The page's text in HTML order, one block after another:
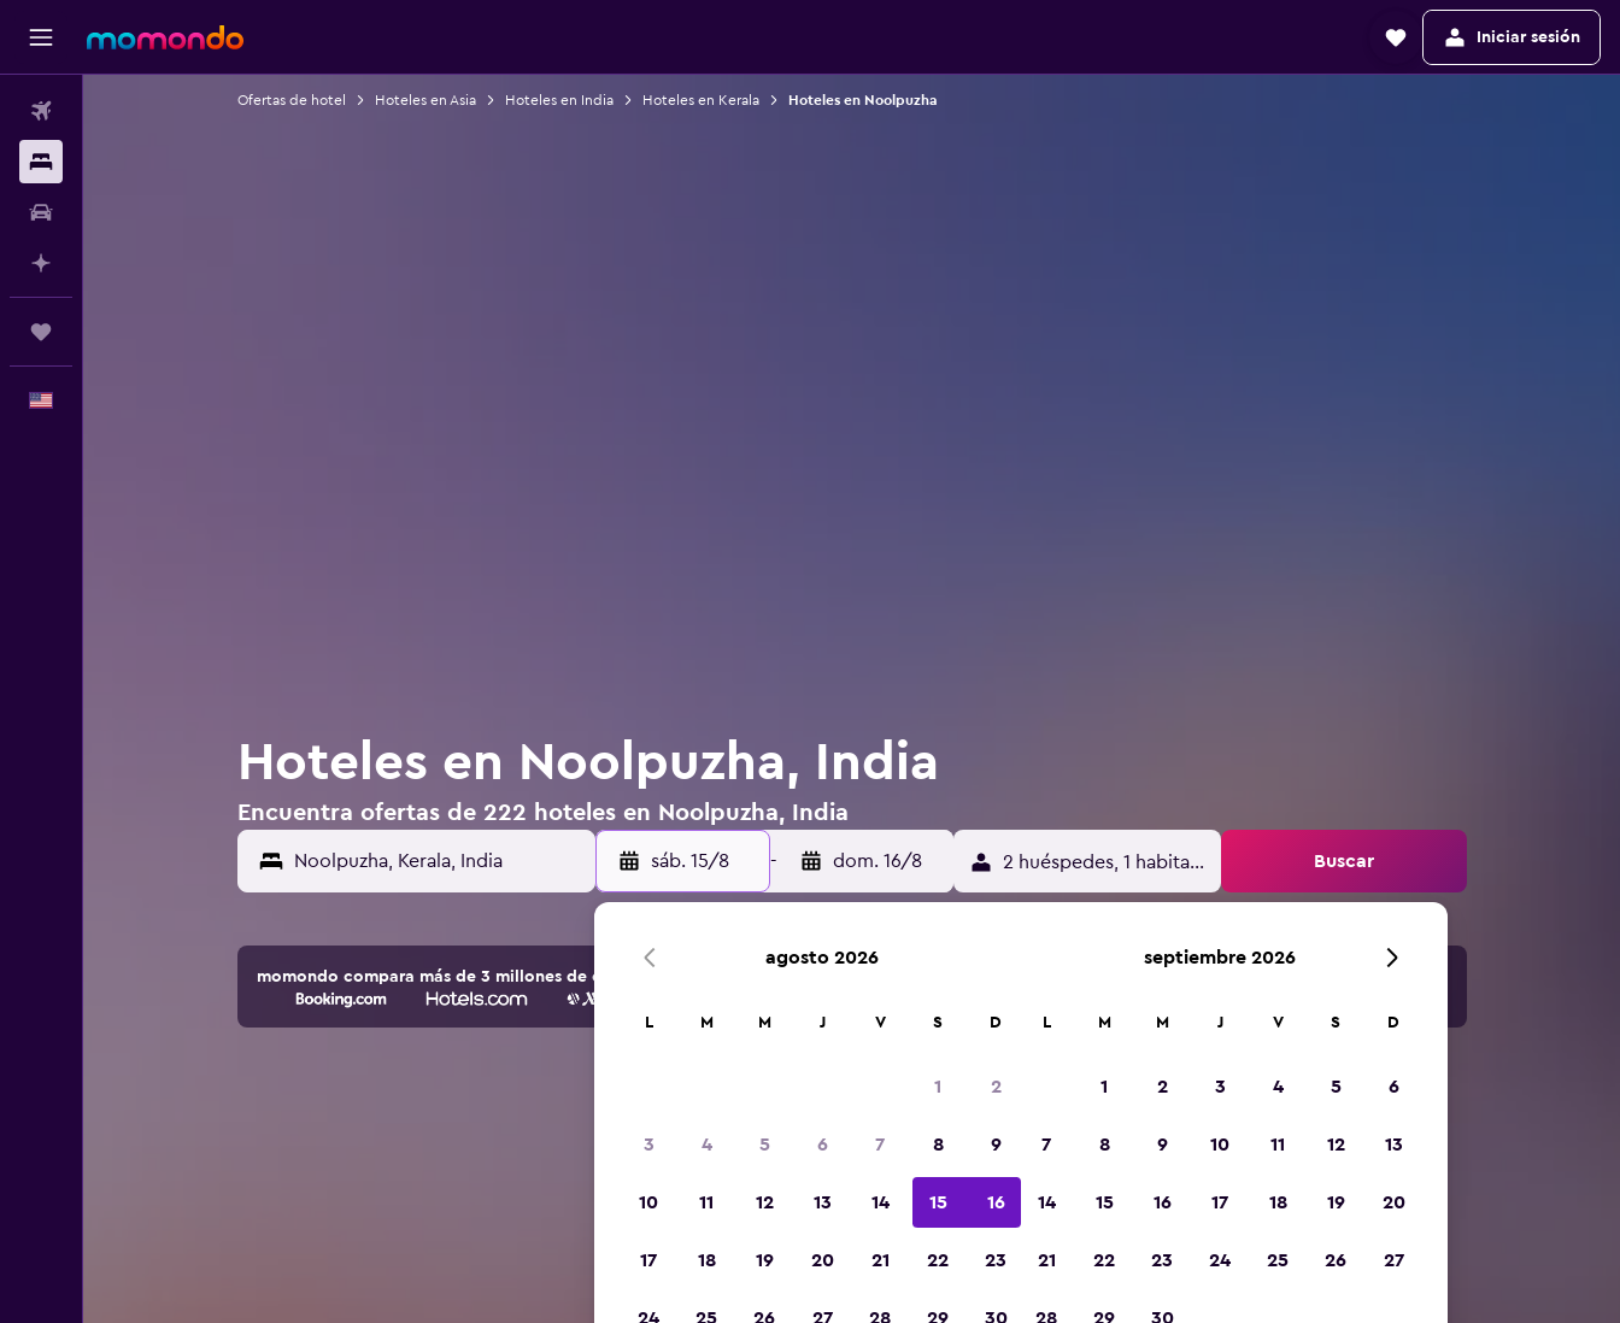
Iniciar sesión
Ofertas de hotel Hoteles en Asia Hoteles en India Hoteles en Kerala Hoteles en Noolpuzha
Hoteles en Noolpuzha, India
Encuentra ofertas de 222 hoteles en Noolpuzha, India
Noolpuzha, Kerala, India sáb. 15/8 - dom. 16/8 2 huéspedes, 1 habitación Buscar
momondo compara más de 3 millones de opciones de hoteles y alojamientos.
agosto 2026
L M M J V S D
1 2
3 4 5 6 7 8 9
10 11 12 13 14 15 16
17 18 19 20 21 22 23
24 25 26 27 28 29 30
septiembre 2026
L M M J V S D
1 2 3 4 5 6
7 8 9 10 11 12 13
14 15 16 17 18 19 20
21 22 23 24 25 26 27
28 29 30